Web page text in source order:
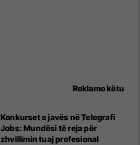
Reklamo këtu
Konkurset e javës në Telegrafi
Jobs: Mundësi të reja për
zhvillimin tuaj profesional